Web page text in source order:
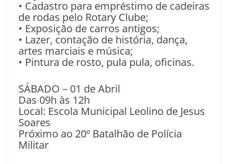
• Cadastro para empréstimo de cadeiras
de rodas pelo Rotary Clube;
• Exposição de carros antigos;
• Lazer, contação de história, dança,
artes marciais e música;
• Pintura de rosto, pula pula, oficinas.
SÁBADO – 01 de Abril
Das 09h às 12h
Local: Escola Municipal Leolino de Jesus
Soares
Próximo ao 20º Batalhão de Polícia
Militar